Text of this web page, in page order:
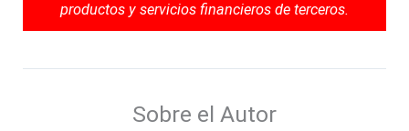
productos y servicios financieros de terceros.
Sobre el Autor